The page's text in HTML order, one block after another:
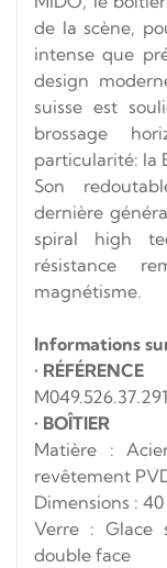
de la scène,
intense que
design
suisse est
brossage
particularité: la
Son
dernière
spiral high
résistance
magnétisme.
Informations
• RÉFÉRENCE
• BOÎTIER
Matière :
revêtement
Dimensions :
Verre : Glace
double face